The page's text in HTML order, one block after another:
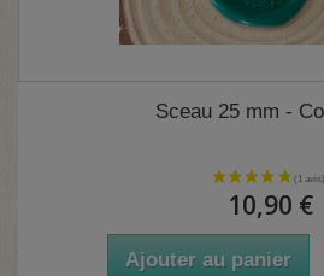
Sceau 25 mm -
10,90 €
Ajouter au panier